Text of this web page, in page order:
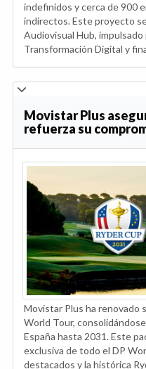
indefinidos y cerca de 900
indirectos. Este proyecto
Audiovisual Hub,
Transformación Digital y
Movistar Plus
refuerza su
Movistar Plus ha renovado
World Tour,
España hasta 2031. Este
exclusiva de todo el DP
destacados y la histórica